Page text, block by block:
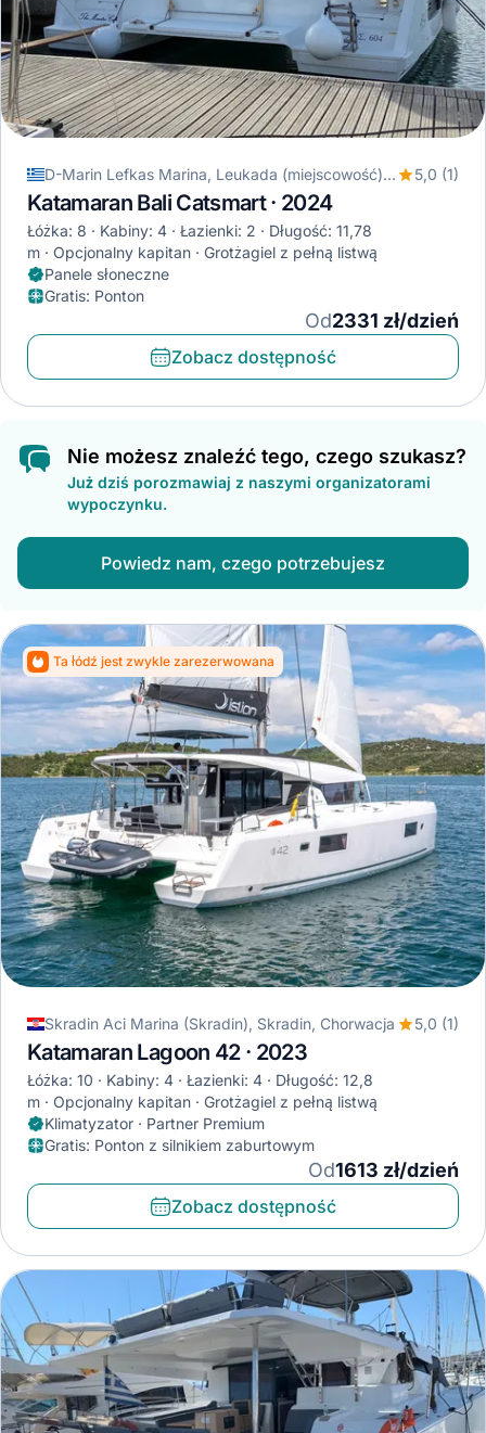
D-Marin Lefkas Marina, Leukada (miejscowość), Grecja 5,0 (1)
Katamaran Bali Catsmart · 2024
Łóżka: 8 Kabiny: 4 Łazienki: 2
Długość: 11,78
m
Opcjonalny kapitan
Grotżagiel z pełną listwą
Panele słoneczne
Gratis: Ponton
Od2331 zł/dzień
Zobacz dostępność
Nie możesz znaleźć tego, czego szukasz?
Już dziś porozmawiaj z naszymi organizatorami
wypoczynku.
Powiedz nam, czego potrzebujesz
Ta łódź jest zwykle zarezerwowana
Skradin Aci Marina (Skradin), Skradin, Chorwacja 5,0 (1)
Katamaran Lagoon 42 · 2023
Łóżka: 10 Kabiny: 4 Łazienki: 4
Długość: 12,8
m
Opcjonalny kapitan
Grotżagiel z pełną listwą
Klimatyzator · Partner Premium
Gratis: Ponton z silnikiem zaburtowym
Od1613 zł/dzień
Zobacz dostępność